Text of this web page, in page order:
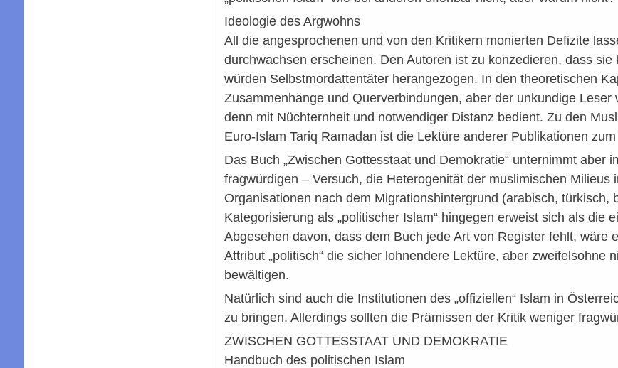
Ideologie des Argwohns
All die angesprochenen und von den Kritikern monierten Defizite
durchwachsen erscheinen. Den Autoren ist zu konzedieren, dass
würden Selbstmordattentäter herangezogen. In den theoretischen
Zusammenhänge und Querverbindungen, aber der unkundige
denn mit Nüchternheit und notwendiger Distanz bedient. Zu den
Euro-Islam Tariq Ramadan ist die Lektüre anderer Publikationen
Das Buch „Zwischen Gottesstaat und Demokratie“ unternimmt aber
fragwürdigen – Versuch, die Heterogenität der muslimischen
Organisationen nach dem Migrationshintergrund (arabisch,
Kategorisierung als „politischer Islam“ hingegen erweist sich als die
Abgesehen davon, dass dem Buch jede Art von Register fehlt, wäre
Attribut „politisch“ die sicher lohnendere Lektüre, aber zweifelsohne
bewältigen.
Natürlich sind auch die Institutionen des „offiziellen“ Islam in
zu bringen. Allerdings sollten die Prämissen der Kritik weniger
ZWISCHEN GOTTESSTAAT UND DEMOKRATIE
Handbuch des politischen Islam